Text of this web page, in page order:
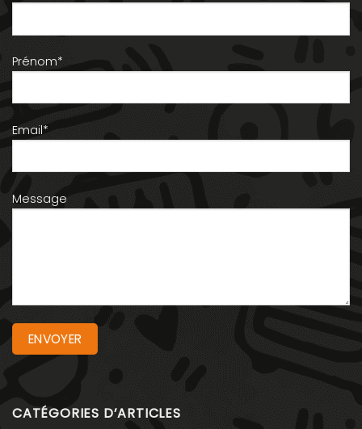
Prénom*
Email*
Message
CATÉGORIES D’ARTICLES